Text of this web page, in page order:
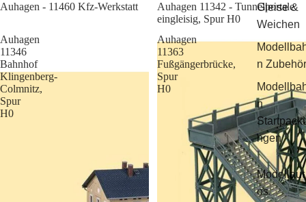
Gleise &
Weichen
n Zubehör
n
ngen
Modellaut
os
Sale
Auhagen - 11460 Kfz-Werkstatt
Auhagen 11342 - Tunnelportale
eingleisig, Spur H0
Auhagen
11346
Bahnhof
Klingenberg-
Colmnitz,
Spur
H0
Auhagen
11363
Fußgängerbrücke,
Spur
H0